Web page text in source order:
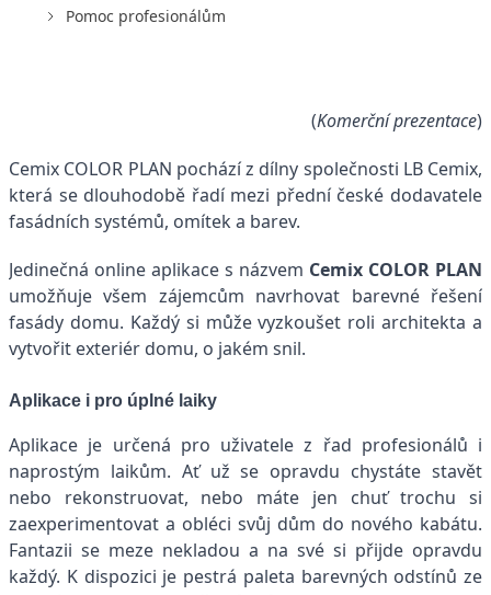
Pomoc profesionálům
(Komerční prezentace)
Cemix COLOR PLAN pochází z dílny společnosti LB Cemix,
která se dlouhodobě řadí mezi přední české dodavatele
fasádních systémů, omítek a barev.
Jedinečná online aplikace s názvem Cemix COLOR PLAN
umožňuje všem zájemcům navrhovat barevné řešení
fasády domu. Každý si může vyzkoušet roli architekta a
vytvořit exteriér domu, o jakém snil.
Aplikace i pro úplné laiky
Aplikace je určená pro uživatele z řad profesionálů i
naprostým laikům. Ať už se opravdu chystáte stavět
nebo rekonstruovat, nebo máte jen chuť trochu si
zaexperimentovat a obléci svůj dům do nového kabátu.
Fantazii se meze nekladou a na své si přijde opravdu
každý. K dispozici je pestrá paleta barevných odstínů ze